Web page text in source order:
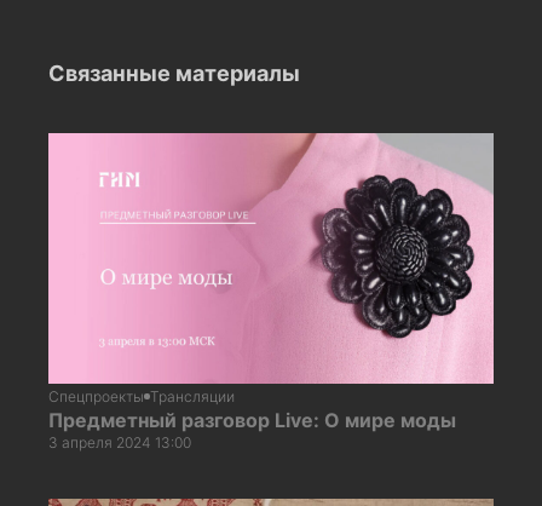
Связанные материалы
Спецпроекты Трансляции
Предметный разговор Live: О мире моды
3 апреля 2024 13:00